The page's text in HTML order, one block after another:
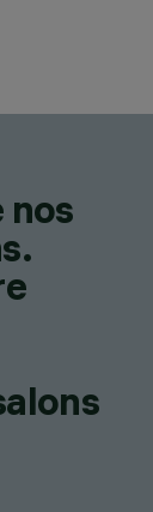
nos